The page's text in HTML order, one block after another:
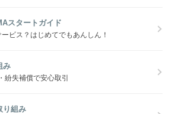
スタートガイド
ビス？はじめてでもあんしん！
み
紛失補償で安心取引
り組み